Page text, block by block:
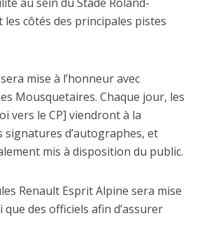
côtés des principales pistes
mise à l’honneur avec
Mousquetaires. Chaque jour, les
vers le CP] viendront à la
d’autographes, et
mis à disposition du public.
Renault Esprit Alpine sera mise
des officiels afin d’assurer